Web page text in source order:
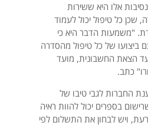
אלו היא ששירות
שכן כל טיפול יכול לעמוד
"משמעות הדבר היא כי
ביצועו של כל טיפול מהסדרה
הצאת החשבונית, מועד
כתב.
החברות לגבי טיבו של
בספרים יכול להוות ראיה
ויש לבחון את התשלום לפי